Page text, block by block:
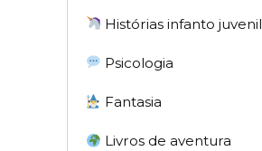
Histórias infanto juvenil
Psicologia
Fantasia
Livros de aventura